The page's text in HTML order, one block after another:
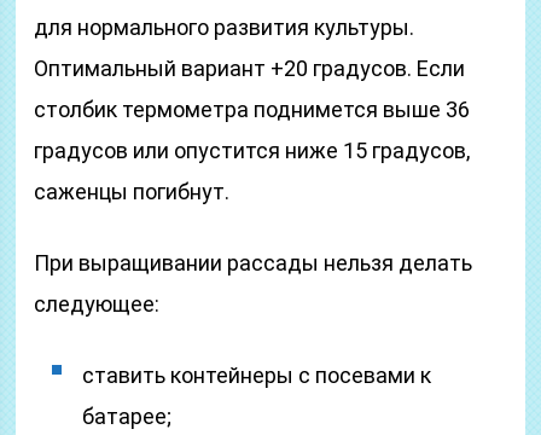
для нормального развития культуры.
Оптимальный вариант +20 градусов. Если
столбик термометра поднимется выше 36
градусов или опустится ниже 15 градусов,
саженцы погибнут.
При выращивании рассады нельзя делать
следующее:
ставить контейнеры с посевами к
батарее;